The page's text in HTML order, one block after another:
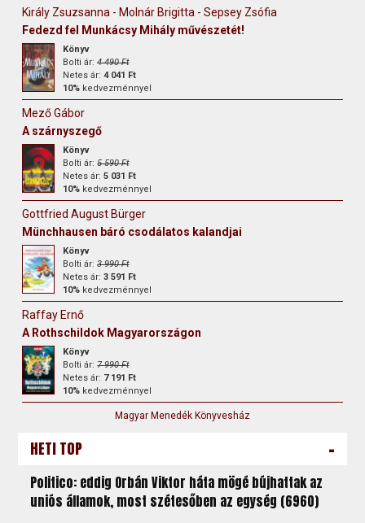
Király Zsuzsanna - Molnár Brigitta - Sepsey Zsófia
Fedezd fel Munkácsy Mihály művészetét!
Könyv
Bolti ár:4 490 Ft
Netes ár:4 041 Ft
10% kedvezménnyel
Mező Gábor
A szárnyszegő
Könyv
Bolti ár:5 590 Ft
Netes ár:5 031 Ft
10% kedvezménnyel
Gottfried August Bürger
Münchhausen báró csodálatos kalandjai
Könyv
Bolti ár:3 990 Ft
Netes ár:3 591 Ft
10% kedvezménnyel
Raffay Ernő
A Rothschildok Magyarországon
Könyv
Bolti ár:7 990 Ft
Netes ár: 7 191 Ft
10% kedvezménnyel
Magyar Menedék Könyvesház
HETI TOP -
Politico: eddig Orbán Viktor háta mögé bújhattak az
uniós államok, most szétesőben az egység (6960)